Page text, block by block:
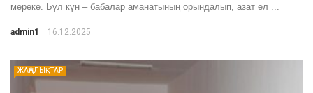
мереке. Бұл күн – бабалар аманатының орындалып, азат ел ...
admin1 16.12.2025
ЖАҢАЛЫҚТАР